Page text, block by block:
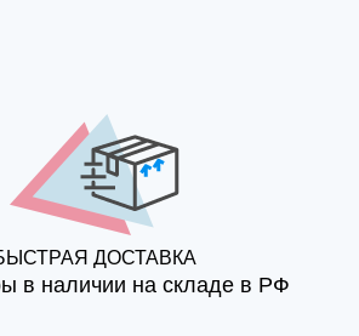
ДОСТАВКА
в наличии на складе в РФ